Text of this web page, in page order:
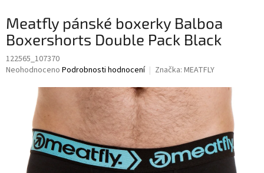
Meatfly pánské boxerky Balboa
Boxershorts Double Pack Black
122565_107370
Průměrné
hvězdiček.
Neohodnoceno Podrobnosti hodnocení Značka: MEATFLY